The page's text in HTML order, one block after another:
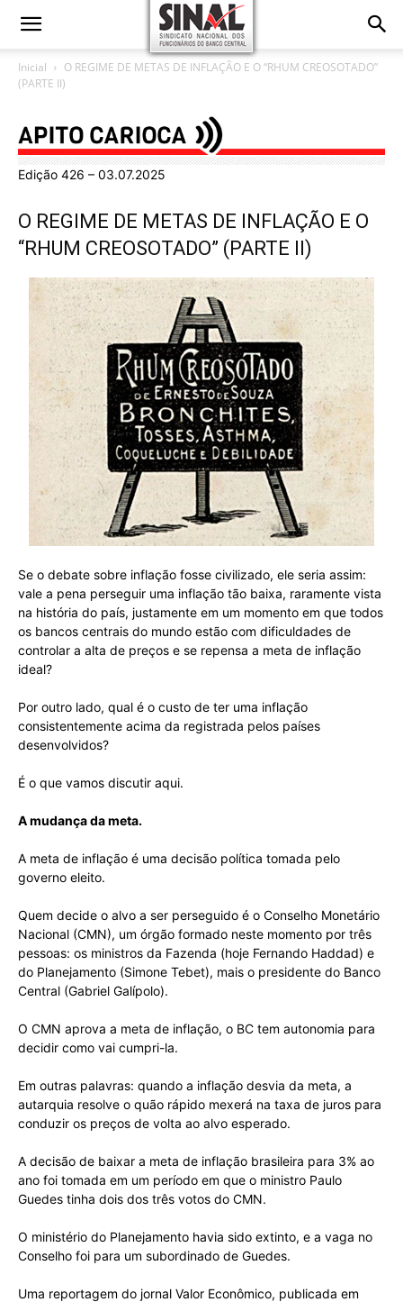
Inicial
O REGIME DE METAS DE INFLAÇÃO E O “RHUM CREOSOTADO”
(PARTE II)
Edição 426 – 03.07.2025
O REGIME DE METAS DE INFLAÇÃO E O
“RHUM CREOSOTADO” (PARTE II)
Se o debate sobre inflação fosse civilizado, ele seria assim:
vale a pena perseguir uma inflação tão baixa, raramente vista
na história do país, justamente em um momento em que todos
os bancos centrais do mundo estão com dificuldades de
controlar a alta de preços e se repensa a meta de inflação
ideal?
Por outro lado, qual é o custo de ter uma inflação
consistentemente acima da registrada pelos países
desenvolvidos?
É o que vamos discutir aqui.
A mudança da meta.
A meta de inflação é uma decisão política tomada pelo
governo eleito.
Quem decide o alvo a ser perseguido é o Conselho Monetário
Nacional (CMN), um órgão formado neste momento por três
pessoas: os ministros da Fazenda (hoje Fernando Haddad) e
do Planejamento (Simone Tebet), mais o presidente do Banco
Central (Gabriel Galípolo).
O CMN aprova a meta de inflação, o BC tem autonomia para
decidir como vai cumpri-la.
Em outras palavras: quando a inflação desvia da meta, a
autarquia resolve o quão rápido mexerá na taxa de juros para
conduzir os preços de volta ao alvo esperado.
A decisão de baixar a meta de inflação brasileira para 3% ao
ano foi tomada em um período em que o ministro Paulo
Guedes tinha dois dos três votos do CMN.
O ministério do Planejamento havia sido extinto, e a vaga no
Conselho foi para um subordinado de Guedes.
Uma reportagem do jornal Valor Econômico, publicada em